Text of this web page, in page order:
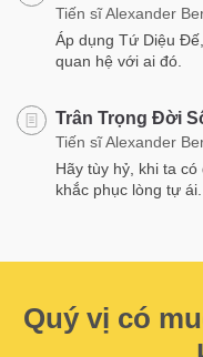
Tiến sĩ Alexander
Áp dụng Tứ Diệu
quan hệ với ai đó.
Trân Trọng Đời
Tiến sĩ Alexander
Hãy tùy hỷ, khi ta
khắc phục lòng tự ái.
Quý vị có